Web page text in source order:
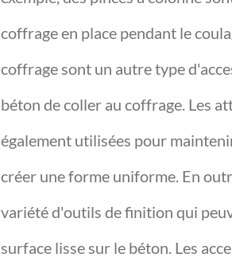
coffrage en place pendant le
coffrage sont un autre type
béton de coller au coffrage. Les
également utilisées pour
créer une forme uniforme. En
variété d'outils de finition qui
surface lisse sur le béton. Les